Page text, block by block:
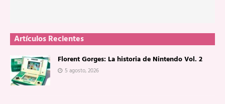
Artículos Recientes
Florent Gorges: La historia de Nintendo Vol. 2
5 agosto, 2026